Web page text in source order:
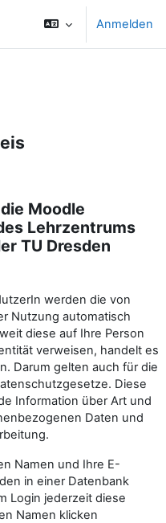
Anmelden
Moodle
Lehrzentrums
TU Dresden
werden die von
Nutzung automatisch
diese auf Ihre Person
verweisen, handelt es
Darum gelten auch für die
Diese
Information über Art und
Daten und
Namen und Ihre E-
in einer Datenbank
Login jederzeit diese
Namen klicken